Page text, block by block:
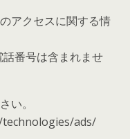
アクセスに関する情
番号は含まれませ
い。
ads/